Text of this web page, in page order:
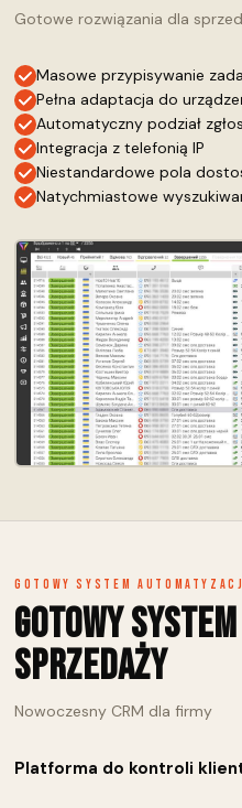
Gotowe rozwiązania dla
Masowe przypisywanie
Pełna adaptacja do
Automatyczny podział
Integracja z telefonią IP
Niestandardowe pola
Natychmiastowe
Gotowy system
Gotowy
sprzedaży
Nowoczesny CRM dla firmy
Platforma do kontroli